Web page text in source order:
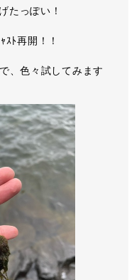
たっぽい！
ﾄ再開！！
、色々試してみます